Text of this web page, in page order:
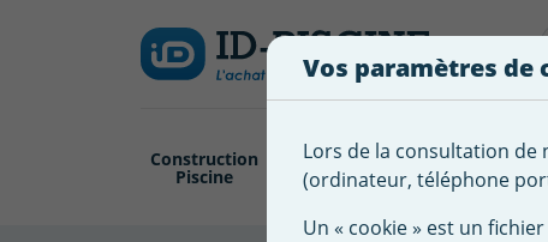
Construction
Piscine
Revêtement
Piscine
Pompe
Filtration
Vos paramètres de
Lors de la consultation de
(ordinateur, téléphone
Un « cookie » est un